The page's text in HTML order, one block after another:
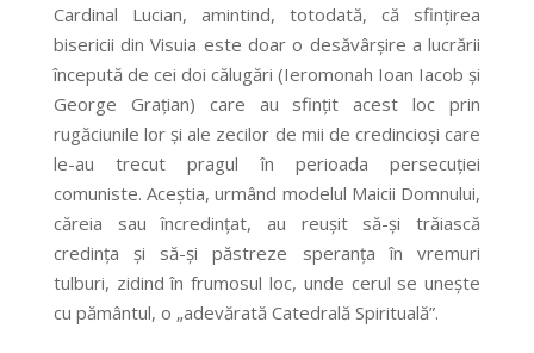
Cardinal Lucian, amintind, totodată, că sfințirea
bisericii din Visuia este doar o desăvârșire a lucrării
începută de cei doi călugări (Ieromonah Ioan Iacob și
George Grațian) care au sfințit acest loc prin
rugăciunile lor și ale zecilor de mii de credincioși care
le-au trecut pragul în perioada persecuției
comuniste. Aceștia, urmând modelul Maicii Domnului,
căreia sau încredințat, au reușit să-și trăiască
credința și să-și păstreze speranța în vremuri
tulburi, zidind în frumosul loc, unde cerul se unește
cu pământul, o „adevărată Catedrală Spirituală”.